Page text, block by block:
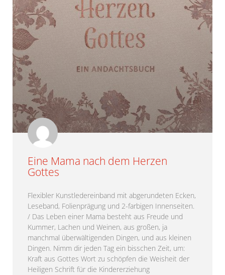
Eine Mama nach dem Herzen
Gottes
Flexibler Kunstledereinband mit abgerundeten Ecken,
Leseband, Folienprägung und 2-farbigen Innenseiten.
/ Das Leben einer Mama besteht aus Freude und
Kummer, Lachen und Weinen, aus großen, ja
manchmal überwältigenden Dingen, und aus kleinen
Dingen. Nimm dir jeden Tag ein bisschen Zeit, um:
Kraft aus Gottes Wort zu schöpfen die Weisheit der
Heiligen Schrift für die Kindererziehung